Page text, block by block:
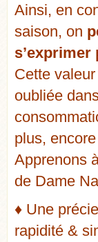
Ainsi, en
saison, on
s’exprimer
Cette
oubliée
plus,
Apprenons
de Dame
♦ Une
rapidité &